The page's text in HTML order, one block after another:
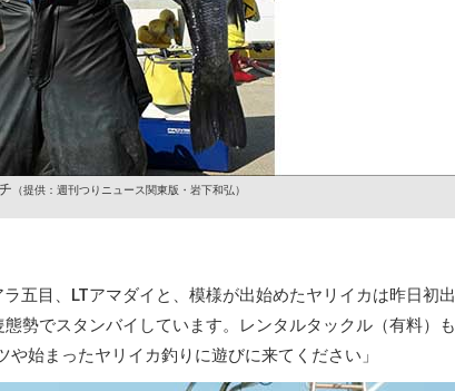
（提供：週刊つりニュース関東版・岩下和弘）
五目、LTアマダイと、模様が出始めたヤリイカは昨日初出
勢でスタンバイしています。レンタルタックル（有料）も
始まったヤリイカ釣りに遊びに来てください」